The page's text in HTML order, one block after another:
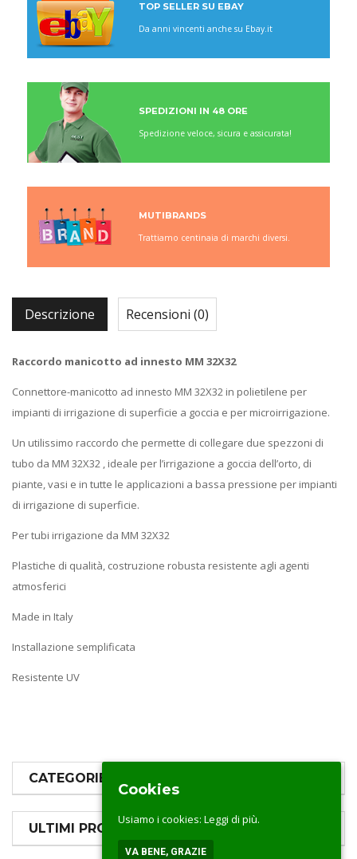
CATEGORIE PRODOTTI
ULTIMI PRODOTTI
TOP SELLER SU EBAY
Da anni vincenti anche su Ebay.it
SPEDIZIONI IN 48 ORE
Spedizione veloce, sicura e assicurata!
MUTIBRANDS
Trattiamo centinaia di marchi diversi.
Descrizione Recensioni (0)
Raccordo manicotto ad innesto MM 32X32
Connettore-manicotto ad innesto MM 32X32 in polietilene per
impianti di irrigazione di superficie a goccia e per microirrigazione.
Un utilissimo raccordo che permette di collegare due spezzoni di
tubo da MM 32X32 , ideale per l’irrigazione a goccia dell’orto, di
piante, vasi e in tutte le applicazioni a bassa pressione per impianti
di irrigazione di superficie.
Per tubi irrigazione da MM 32X32
Plastiche di qualità, costruzione robusta resistente agli agenti
atmosferici
Made in Italy
Installazione semplificata
Resistente UV
Cookies
Usiamo i cookies: Leggi di più.
VA BENE, GRAZIE